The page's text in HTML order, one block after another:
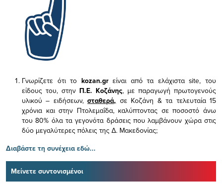
Γνωρίζετε ότι το kozan.gr είναι από τα ελάχισταsite, του
είδους του, στην Π.Ε. Κοζάνης, με παραγωγή πρωτογενούς
υλικού – ειδήσεων,σταθερά, σε Κοζάνη & τα τελευταία 15
χρόνια και στην Πτολεμαΐδα, καλύπτοντας σε ποσοστό άνω
του 80% όλα τα γεγονότα δράσεις που λαμβάνουν χώρα στις
δύο μεγαλύτερες πόλεις της Δ. Μακεδονίας;
Διαβάστε τη συνέχεια εδώ...
Μείνετε συντονισμένοι